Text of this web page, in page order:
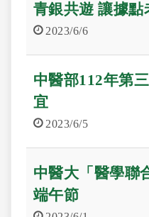
青銀共遊 讓據
2023/6/6
中醫部112年第
宜
2023/6/5
中醫大「醫學聯
端午節